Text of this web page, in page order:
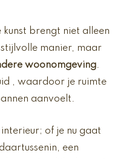
kunst brengt niet alleen
manier, maar
woonomgeving.
, waardoor je ruimte
aanvoelt.
of je nu gaat
een